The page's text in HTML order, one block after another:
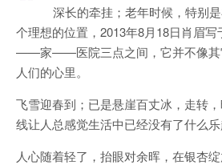
深长的牵挂；老年时候，特别
个理想的位置，2013年8月18日肖眉
——家——医院三点之间，它并不像其
人们的心里。
飞雪迎春到；已是悬崖百丈冰，走转
线让人总感觉生活中已经没有了什么乐
人心随着轻了，抬眼对余晖，在银杏